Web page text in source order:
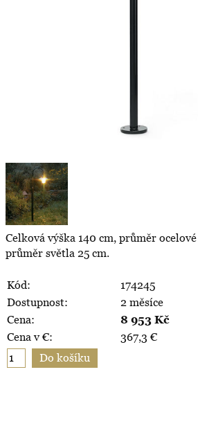
Celková výška 140 cm, průměr
průměr světla 25 cm.
Kód:
174245
Dostupnost:
2 měsíce
Cena:
8 953 Kč
Cena v €:
367,3 €